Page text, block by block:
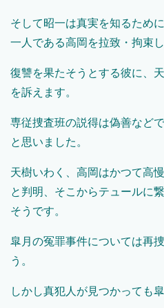
そして昭一は真実を知るため
一人である高岡を拉致・拘束し
復讐を果たそうとする彼に、
を訴えます。
専従捜査班の説得は偽善など
と思いました。
天樹いわく、高岡はかつて高
と判明、そこからテュールに
そうです。
皐月の冤罪事件については再
う。
しかし真犯人が見つかっても